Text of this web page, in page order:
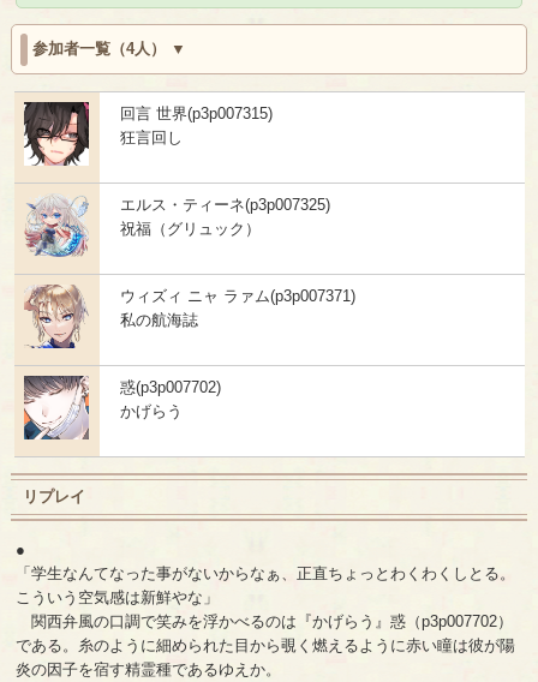
参加者一覧（4人）
回言 世界(p3p007315)
狂言回し
エルス・ティーネ(p3p007325)
祝福（グリュック）
ウィズィ ニャ ラァム(p3p007371)
私の航海誌
惑(p3p007702)
かげらう
リプレイ
●
「学生なんてなった事がないからなぁ、正直ちょっとわくわくしとる。
こういう空気感は新鮮やな」
関西弁風の口調で笑みを浮かべるのは『かげらう』惑（p3p007702）
である。糸のように細められた目から覗く燃えるように赤い瞳は彼が陽
炎の因子を宿す精霊種であるゆえか。